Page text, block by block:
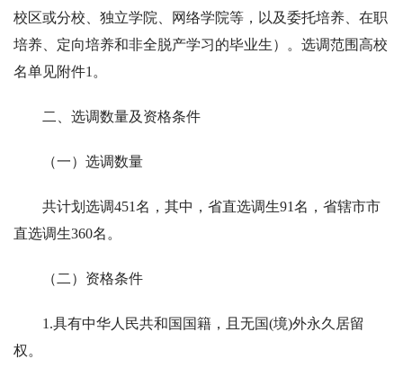
校区或分校、独立学院、网络学院等，以及委托培养、在职
培养、定向培养和非全脱产学习的毕业生）。选调范围高校
名单见附件1。
二、选调数量及资格条件
（一）选调数量
共计划选调451名，其中，省直选调生91名，省辖市市
直选调生360名。
（二）资格条件
1.具有中华人民共和国国籍，且无国(境)外永久居留
权。